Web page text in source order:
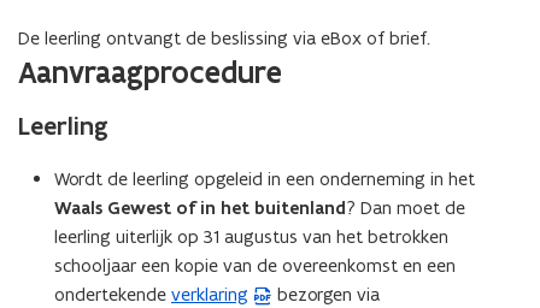
De leerling ontvangt de beslissing via eBox of brief.
Aanvraagprocedure
Leerling
Wordt de leerling opgeleid in een onderneming in het
Waals Gewest of in het buitenland? Dan moet de
leerling uiterlijk op 31 augustus van het betrokken
schooljaar een kopie van de overeenkomst en een
ondertekende verklaring
(
bezorgen via